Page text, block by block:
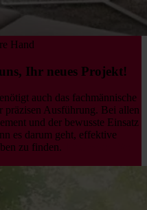
Hand
Ihr neues Projekt!
auch das fachmännische
Ausführung. Bei allen
und der bewusste Einsatz
es darum geht, effektive
zu finden.